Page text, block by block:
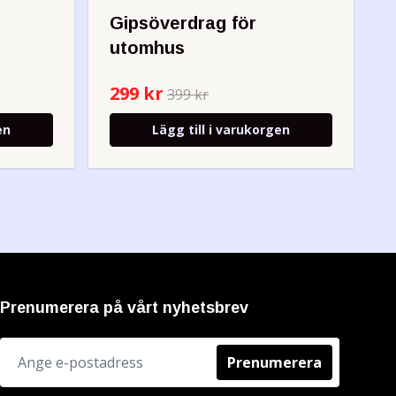
Gipsöverdrag för
utomhus
299 kr 399 kr
Lägg till i varukorgen
Prenumerera på vårt nyhetsbrev
Prenumerera